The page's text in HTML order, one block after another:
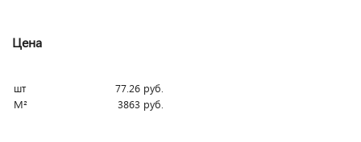
Цена
шт 77.26 руб.
М²
3863 руб.